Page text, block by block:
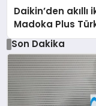
Daikin’den
Madoka Plus
Son Dakika